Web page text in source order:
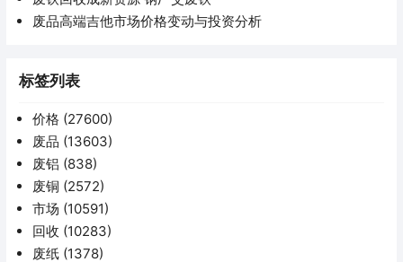
废品高端吉他市场价格变动与投资分析
标签列表
价格 (27600)
废品 (13603)
废铝 (838)
废铜 (2572)
市场 (10591)
回收 (10283)
废纸 (1378)